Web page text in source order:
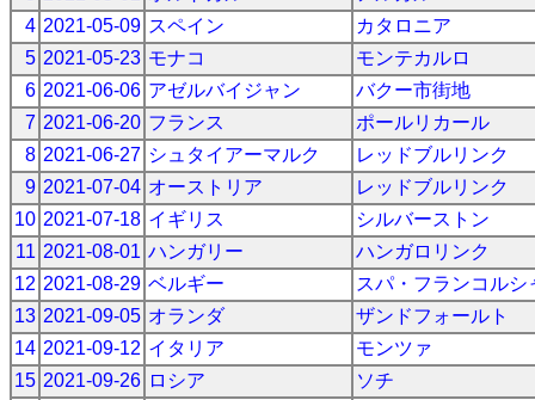
4 2021-05-09 スペイン
カタロニア
5 2021-05-23 モナコ
モンテカルロ
6 2021-06-06 アゼルバイジャン
バクー市街地
7 2021-06-20 フランス
ポールリカール
8 2021-06-27 シュタイアーマルク
レッドブルリンク
9 2021-07-04 オーストリア
レッドブルリンク
10 2021-07-18 イギリス
シルバーストン
11 2021-08-01 ハンガリー
ハンガロリンク
12 2021-08-29 ベルギー
スパ・フランコルシ
13 2021-09-05 オランダ
ザンドフォールト
14 2021-09-12 イタリア
モンツァ
15 2021-09-26 ロシア
ソチ